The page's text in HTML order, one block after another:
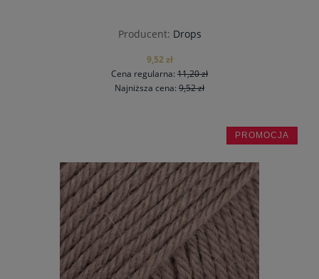
Producent: Drops
9,52 zł
Cena regularna: 11,20 zł
Najniższa cena: 9,52 zł
do koszyka
PROMOCJA